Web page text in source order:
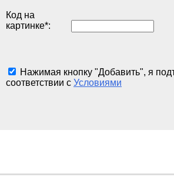
Код на
картинке*:
Нажимая кнопку "Добавить", я
соответствии с Условиями